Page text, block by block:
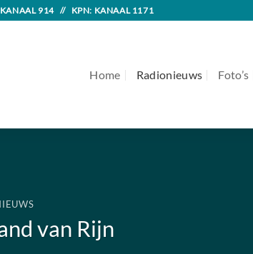
914 // KPN: KANAAL 1171
Home Radionieuws Foto’s
van Rijn